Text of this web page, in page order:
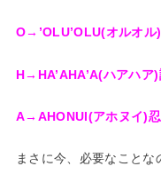
O→’OLU’OLU(オルオル
H→HA’AHA’A(ハアハア
A→AHONUI(アホヌイ)
まさに今、必要なことな